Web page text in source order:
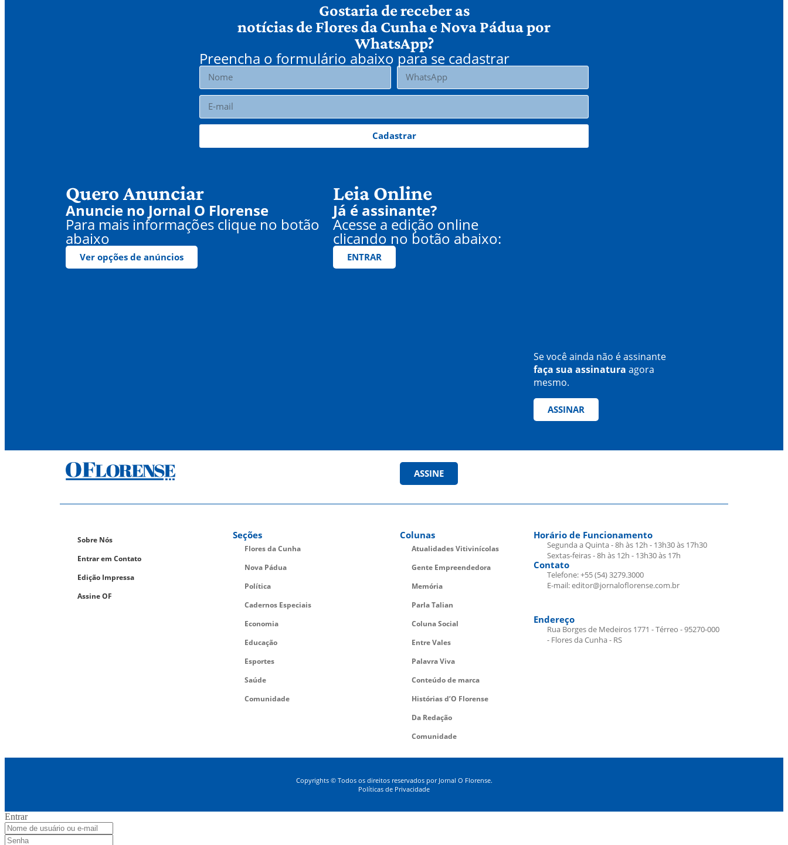
Gostaria de receber as
notícias de Flores da Cunha e Nova Pádua por
WhatsApp?
Preencha o formulário abaixo para se cadastrar
Cadastrar
Quero Anunciar
Anuncie no Jornal O Florense
Para mais informações clique no botão
abaixo
Ver opções de anúncios
Leia Online
Já é assinante?
Acesse a edição online
clicando no botão abaixo:
ENTRAR
Se você ainda não é assinante
faça sua assinatura agora
mesmo.
ASSINAR
ASSINE
Sobre Nós
Entrar em Contato
Edição Impressa
Assine OF
Seções
Flores da Cunha
Nova Pádua
Política
Cadernos Especiais
Economia
Educação
Esportes
Saúde
Comunidade
Colunas
Atualidades Vitivinícolas
Gente Empreendedora
Memória
Parla Talian
Coluna Social
Entre Vales
Palavra Viva
Conteúdo de marca
Histórias d’O Florense
Da Redação
Comunidade
Horário de Funcionamento
Segunda a Quinta - 8h às 12h - 13h30 às 17h30
Sextas-feiras - 8h às 12h - 13h30 às 17h
Contato
Telefone: +55 (54) 3279.3000
E-mail: editor@jornaloflorense.com.br
Endereço
Rua Borges de Medeiros 1771 - Térreo - 95270-000
- Flores da Cunha - RS
Copyrights © Todos os direitos reservados por Jornal O Florense.
Políticas de Privacidade
Entrar